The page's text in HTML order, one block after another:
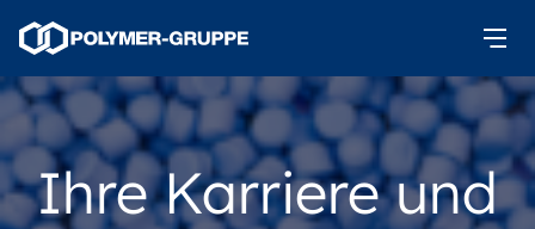
Ihre Karriere und